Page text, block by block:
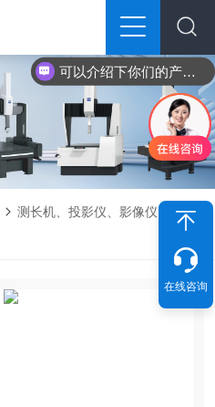
可以介绍下你们的产品么？
测长机、投影仪、影像仪
投影
在线咨询